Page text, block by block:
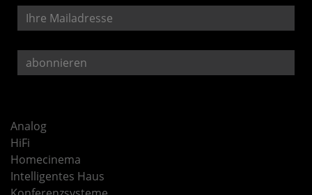
Analog
HiFi
Homecinema
Intelligentes Haus